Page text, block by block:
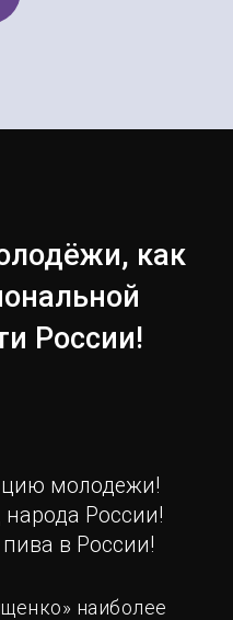
как
России!
молодежи!
России!
в России!
наиболее